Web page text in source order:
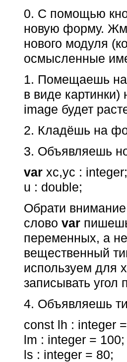
0. С помощью
новую форму.
нового модуля
осмысленные
1. Помещаешь на
в виде
image будет
2. Кладёшь на
3. Объявляешь
var xc,yc : integer;
u : double;
Обрати
слово var
переменных, а
вещественный
используем для
записывать угол
4. Объявляешь
const lh : integer
lm : integer = 100;
ls : integer = 80;